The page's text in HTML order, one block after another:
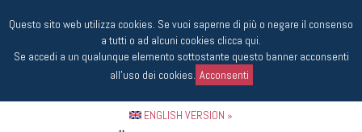
Questo sito web utilizza cookies. Se vuoi saperne di più o negare il consenso
a tutti o ad alcuni cookies clicca qui.
Se accedi a un qualunque elemento sottostante questo banner acconsenti
all'uso dei cookies. Acconsenti
ENGLISH VERSION »